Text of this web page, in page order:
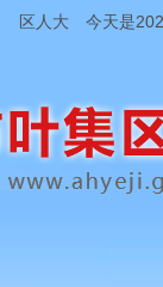
区人大 今天是